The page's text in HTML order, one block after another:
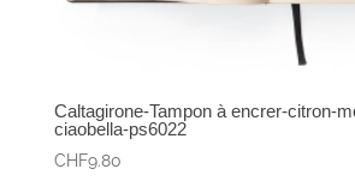
Caltagirone-Tampon à encrer-citron-
ciaobella-ps6022
CHF9.80